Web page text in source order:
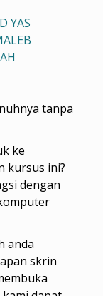
YAS
tanpa
ke
kursus ini?
dengan
anda
skrin